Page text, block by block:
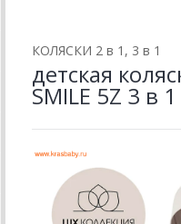
КОЛЯСКИ 2 в 1, 3 в 1
детская
SMILE 5Z 3 в